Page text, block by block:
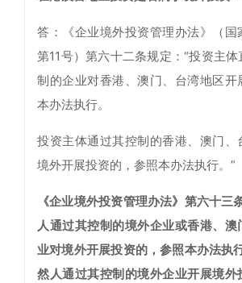
答：《企业境外投资管理办法》（国
第11号）第六十二条规定：“投资主
制的企业对香港、澳门、台湾地区开
本办法执行。
投资主体通过其控制的香港、澳门、
境外开展投资的，参照本办法执行。”
《企业境外投资管理办法》第六十三
人通过其控制的境外企业或香港、澳
业对境外开展投资的，参照本办法执
然人通过其控制的境外企业开展境外